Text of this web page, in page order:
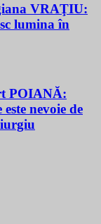
VRAŢIU:
lumina în
POIANĂ:
nevoie de